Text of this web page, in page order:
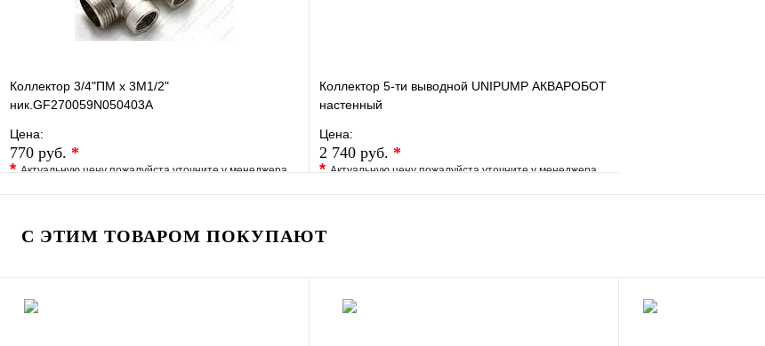
Коллектор 3/4"ПМ х 3М1/2"
ник.GF270059N050403A
Цена:
770 руб. *
*Актуальную цену пожалуйста уточните у менеджера
В избранное Сравнение
В корзину
Коллектор 5-ти выводной UNIPUMP АКВАРОБОТ
настенный
Цена:
2 740 руб. *
*Актуальную цену пожалуйста уточните у менеджера
В избранное Сравнение
В корзину
С ЭТИМ ТОВАРОМ ПОКУПАЮТ